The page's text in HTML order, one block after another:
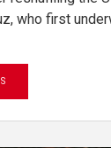
who first